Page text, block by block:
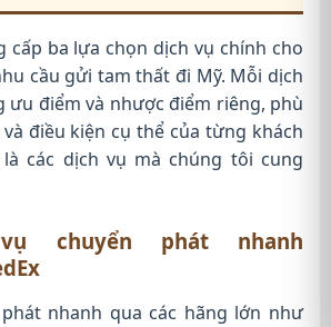
cấp ba lựa chọn dịch vụ chính cho
cầu gửi tam thất đi Mỹ. Mỗi dịch
ưu điểm và nhược điểm riêng, phù
điều kiện cụ thể của từng khách
các dịch vụ mà chúng tôi cung
chuyển phát nhanh
nhanh qua các hãng lớn như